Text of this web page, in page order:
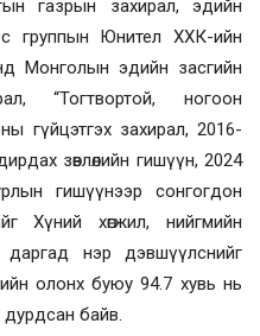
газрын захирал, эдийн
группын Юнител ХХК-ийн
Монголын эдийн засгийн
“Тогтвортой, ногоон
гүйцэтгэх захирал, 2016-
зөвлөлийн гишүүн, 2024
гишүүнээр сонгогдон
Хүний хөгжил, нийгмийн
нэр дэвшүүлснийг
олонх буюу 94.7 хувь нь
байв.